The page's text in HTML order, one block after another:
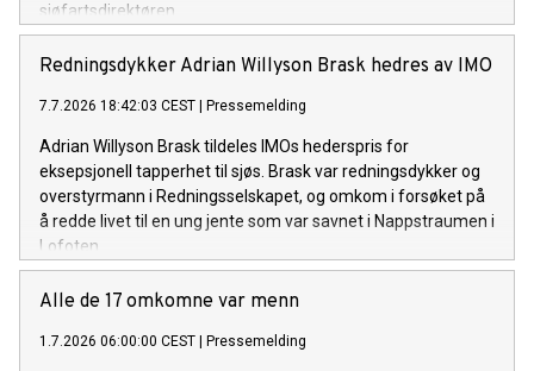
sjøfartsdirektøren.
Redningsdykker Adrian Willyson Brask hedres av IMO
7.7.2026 18:42:03 CEST Pressemelding
Adrian Willyson Brask tildeles IMOs hederspris for
eksepsjonell tapperhet til sjøs. Brask var redningsdykker og
overstyrmann i Redningsselskapet, og omkom i forsøket på
å redde livet til en ung jente som var savnet i Nappstraumen i
Lofoten.
Alle de 17 omkomne var menn
1.7.2026 06:00:00 CEST Pressemelding